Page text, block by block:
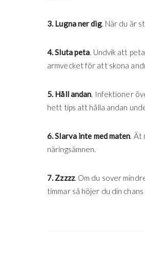
3. Lugna ner dig. När du är
4. Sluta peta. Undvik att
armvecket för att skona
5. Håll andan. Infektioner
hett tips att hålla andan
6. Slarva inte med maten. Ät
näringsämnen.
7. Zzzzz. Om du sover
timmar så höjer du din